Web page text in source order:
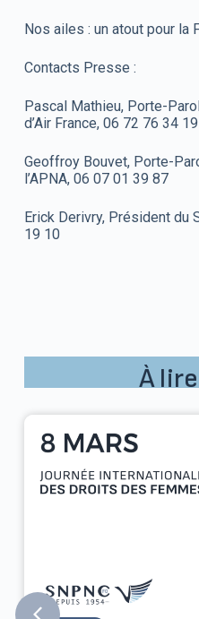
Nos ailes : un atout pour la
Contacts Presse :
Pascal Mathieu, Porte-
d’Air France, 06 72 76 34 19
Geoffroy Bouvet, Porte-
l’APNA, 06 07 01 39 87
Erick Derivry, Président du
19 10
À